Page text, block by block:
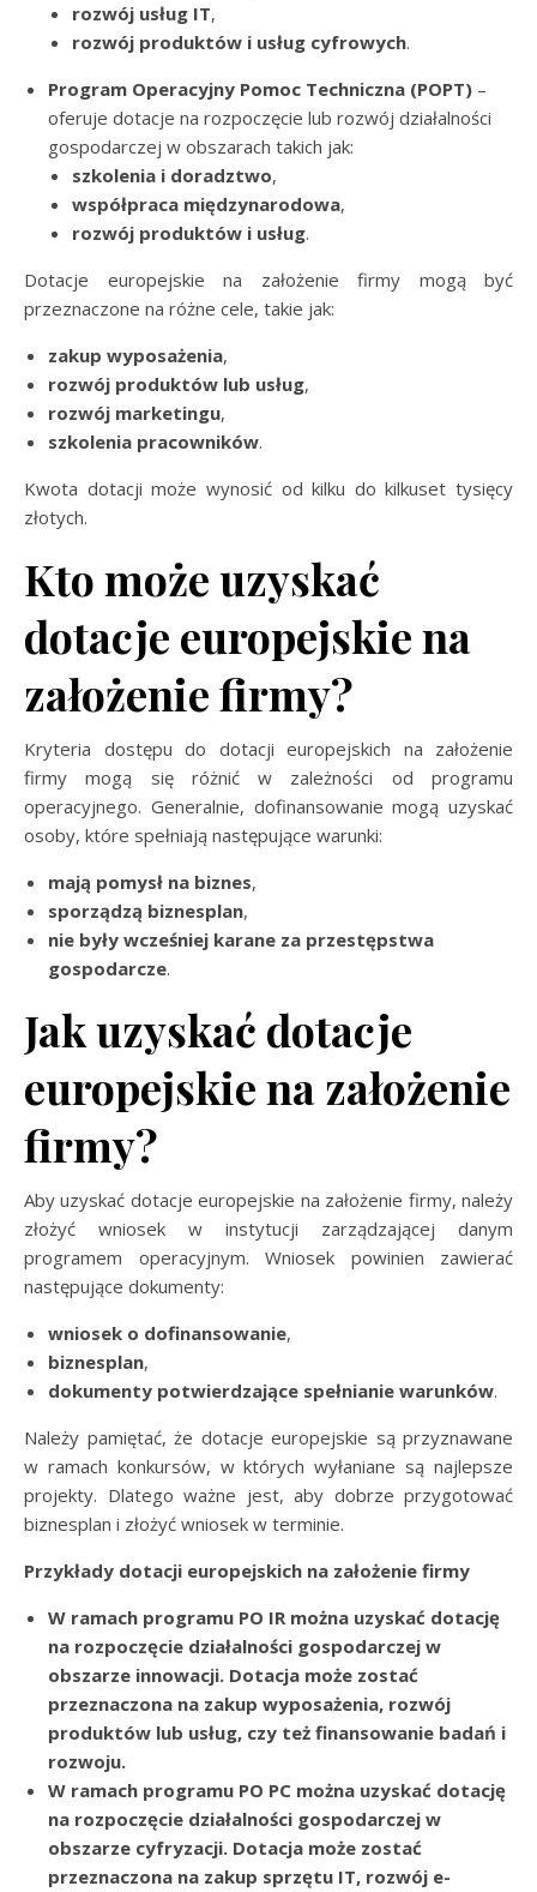
rozwój usług IT,
rozwój produktów i usług cyfrowych.
Program Operacyjny Pomoc Techniczna (POPT) –
oferuje dotacje na rozpoczęcie lub rozwój działalności
gospodarczej w obszarach takich jak:
szkolenia i doradztwo,
współpraca międzynarodowa,
rozwój produktów i usług.
Dotacje europejskie na założenie firmy mogą być
przeznaczone na różne cele, takie jak:
zakup wyposażenia,
rozwój produktów lub usług,
rozwój marketingu,
szkolenia pracowników.
Kwota dotacji może wynosić od kilku do kilkuset tysięcy
złotych.
Kto może uzyskać
dotacje europejskie na
założenie firmy?
Kryteria dostępu do dotacji europejskich na założenie
firmy mogą się różnić w zależności od programu
operacyjnego. Generalnie, dofinansowanie mogą uzyskać
osoby, które spełniają następujące warunki:
mają pomysł na biznes,
sporządzą biznesplan,
nie były wcześniej karane za przestępstwa
gospodarcze.
Jak uzyskać dotacje
europejskie na założenie
firmy?
Aby uzyskać dotacje europejskie na założenie firmy, należy
złożyć wniosek w instytucji zarządzającej danym
programem operacyjnym. Wniosek powinien zawierać
następujące dokumenty:
wniosek o dofinansowanie,
biznesplan,
dokumenty potwierdzające spełnianie warunków.
Należy pamiętać, że dotacje europejskie są przyznawane
w ramach konkursów, w których wyłaniane są najlepsze
projekty. Dlatego ważne jest, aby dobrze przygotować
biznesplan i złożyć wniosek w terminie.
Przykłady dotacji europejskich na założenie firmy
W ramach programu PO IR można uzyskać dotację
na rozpoczęcie działalności gospodarczej w
obszarze innowacji. Dotacja może zostać
przeznaczona na zakup wyposażenia, rozwój
produktów lub usług, czy też finansowanie badań i
rozwoju.
W ramach programu PO PC można uzyskać dotację
na rozpoczęcie działalności gospodarczej w
obszarze cyfryzacji. Dotacja może zostać
przeznaczona na zakup sprzętu IT, rozwój e-